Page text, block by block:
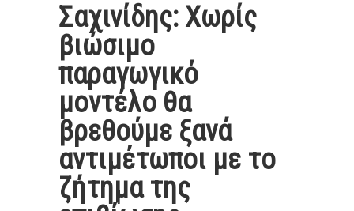
Σαχινίδης: Χωρίς
βιώσιμο
παραγωγικό
μοντέλο θα
βρεθούμε ξανά
αντιμέτωποι με το
ζήτημα της